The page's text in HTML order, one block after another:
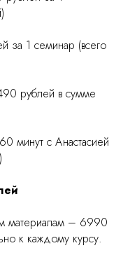
за 1 семинар (всего
рублей в сумме
минут с Анастасией
материалам – 6990
к каждому курсу.